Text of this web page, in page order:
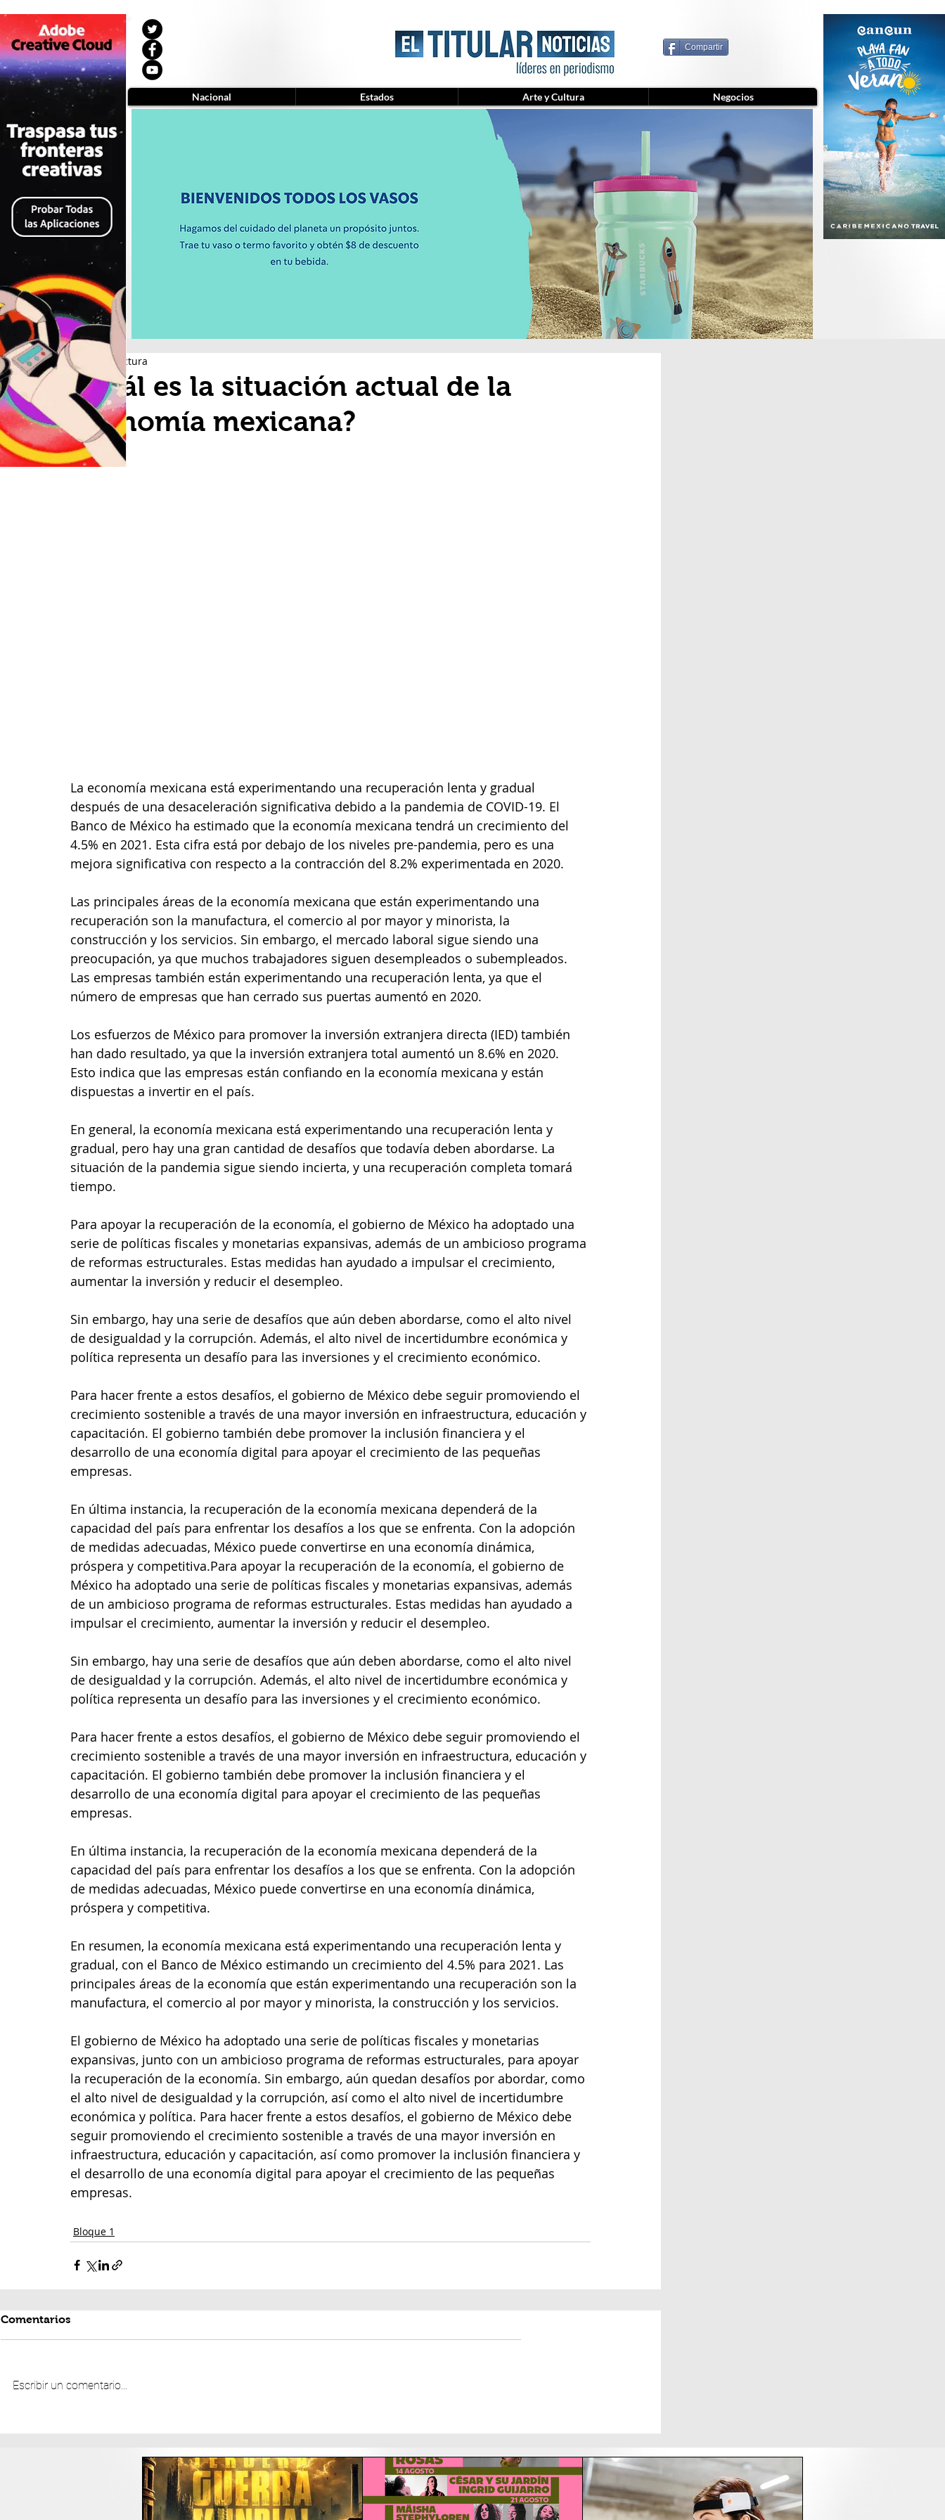
Compartir
¿Cuál es la situación actual de la
economía mexicana?
3 min de lectura
La economía mexicana está experimentando una recuperación lenta y gradual
después de una desaceleración significativa debido a la pandemia de COVID-19. El
Banco de México ha estimado que la economía mexicana tendrá un crecimiento del
4.5% en 2021. Esta cifra está por debajo de los niveles pre-pandemia, pero es una
mejora significativa con respecto a la contracción del 8.2% experimentada en 2020.
Las principales áreas de la economía mexicana que están experimentando una
recuperación son la manufactura, el comercio al por mayor y minorista, la
construcción y los servicios. Sin embargo, el mercado laboral sigue siendo una
preocupación, ya que muchos trabajadores siguen desempleados o subempleados.
Las empresas también están experimentando una recuperación lenta, ya que el
número de empresas que han cerrado sus puertas aumentó en 2020.
Los esfuerzos de México para promover la inversión extranjera directa (IED) también
han dado resultado, ya que la inversión extranjera total aumentó un 8.6% en 2020.
Esto indica que las empresas están confiando en la economía mexicana y están
dispuestas a invertir en el país.
En general, la economía mexicana está experimentando una recuperación lenta y
gradual, pero hay una gran cantidad de desafíos que todavía deben abordarse. La
situación de la pandemia sigue siendo incierta, y una recuperación completa tomará
tiempo.
Para apoyar la recuperación de la economía, el gobierno de México ha adoptado una
serie de políticas fiscales y monetarias expansivas, además de un ambicioso programa
de reformas estructurales. Estas medidas han ayudado a impulsar el crecimiento,
aumentar la inversión y reducir el desempleo.
Sin embargo, hay una serie de desafíos que aún deben abordarse, como el alto nivel
de desigualdad y la corrupción. Además, el alto nivel de incertidumbre económica y
política representa un desafío para las inversiones y el crecimiento económico.
Para hacer frente a estos desafíos, el gobierno de México debe seguir promoviendo el
crecimiento sostenible a través de una mayor inversión en infraestructura, educación y
capacitación. El gobierno también debe promover la inclusión financiera y el
desarrollo de una economía digital para apoyar el crecimiento de las pequeñas
empresas.
En última instancia, la recuperación de la economía mexicana dependerá de la
capacidad del país para enfrentar los desafíos a los que se enfrenta. Con la adopción
de medidas adecuadas, México puede convertirse en una economía dinámica,
próspera y competitiva.Para apoyar la recuperación de la economía, el gobierno de
México ha adoptado una serie de políticas fiscales y monetarias expansivas, además
de un ambicioso programa de reformas estructurales. Estas medidas han ayudado a
impulsar el crecimiento, aumentar la inversión y reducir el desempleo.
Sin embargo, hay una serie de desafíos que aún deben abordarse, como el alto nivel
de desigualdad y la corrupción. Además, el alto nivel de incertidumbre económica y
política representa un desafío para las inversiones y el crecimiento económico.
Para hacer frente a estos desafíos, el gobierno de México debe seguir promoviendo el
crecimiento sostenible a través de una mayor inversión en infraestructura, educación y
capacitación. El gobierno también debe promover la inclusión financiera y el
desarrollo de una economía digital para apoyar el crecimiento de las pequeñas
empresas.
En última instancia, la recuperación de la economía mexicana dependerá de la
capacidad del país para enfrentar los desafíos a los que se enfrenta. Con la adopción
de medidas adecuadas, México puede convertirse en una economía dinámica,
próspera y competitiva.
En resumen, la economía mexicana está experimentando una recuperación lenta y
gradual, con el Banco de México estimando un crecimiento del 4.5% para 2021. Las
principales áreas de la economía que están experimentando una recuperación son la
manufactura, el comercio al por mayor y minorista, la construcción y los servicios.
El gobierno de México ha adoptado una serie de políticas fiscales y monetarias
expansivas, junto con un ambicioso programa de reformas estructurales, para apoyar
la recuperación de la economía. Sin embargo, aún quedan desafíos por abordar, como
el alto nivel de desigualdad y la corrupción, así como el alto nivel de incertidumbre
económica y política. Para hacer frente a estos desafíos, el gobierno de México debe
seguir promoviendo el crecimiento sostenible a través de una mayor inversión en
infraestructura, educación y capacitación, así como promover la inclusión financiera y
el desarrollo de una economía digital para apoyar el crecimiento de las pequeñas
empresas.
Bloque 1
Comentarios
Escribir un comentario...
Nacional Estados Arte y Cultura Negocios